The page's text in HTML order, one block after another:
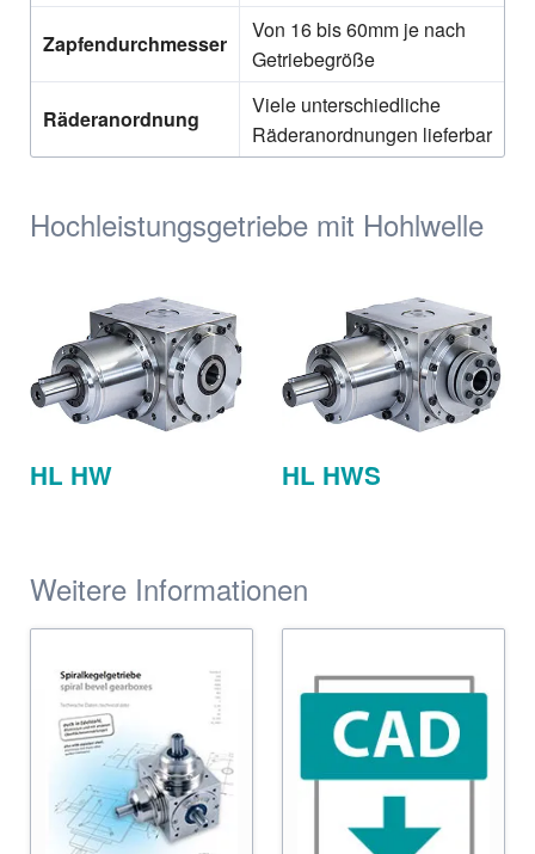
Zapfendurchmesser
Von 16 bis 60mm je nach
Getriebegröße
Räderanordnung
Viele unterschiedliche
Räderanordnungen lieferbar
Hochleistungsgetriebe mit Hohlwelle
HL HW HL HWS
Weitere Informationen